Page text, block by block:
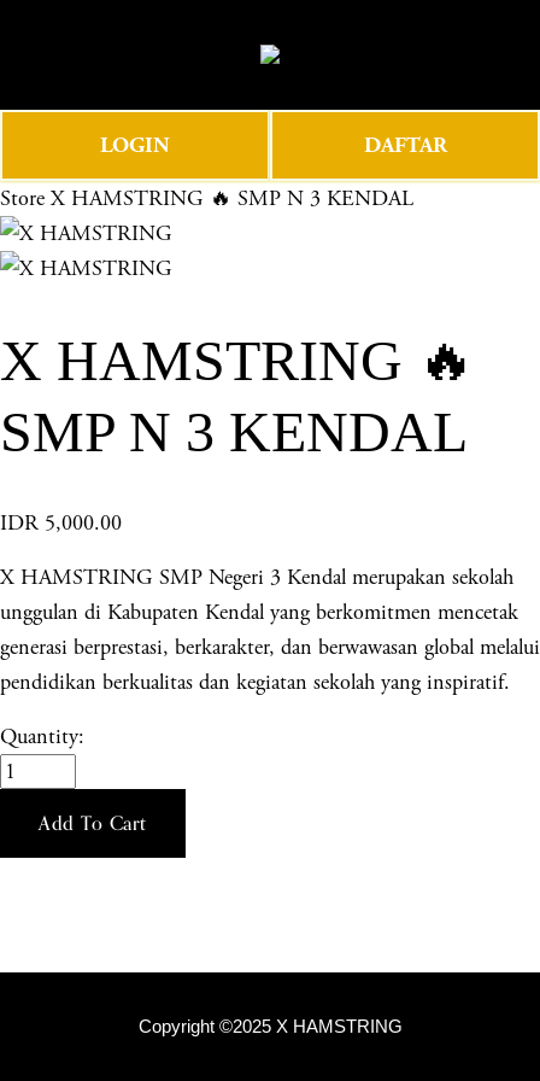
e
e
n
u
LOGIN DAFTAR
Store X HAMSTRING 🔥 SMP N 3 KENDAL
X HAMSTRING 🔥
SMP N 3 KENDAL
IDR 5,000.00
X HAMSTRING SMP Negeri 3 Kendal merupakan sekolah
unggulan di Kabupaten Kendal yang berkomitmen mencetak
generasi berprestasi, berkarakter, dan berwawasan global melalui
pendidikan berkualitas dan kegiatan sekolah yang inspiratif.
Quantity:
Add To Cart
Copyright ©2025 X HAMSTRING